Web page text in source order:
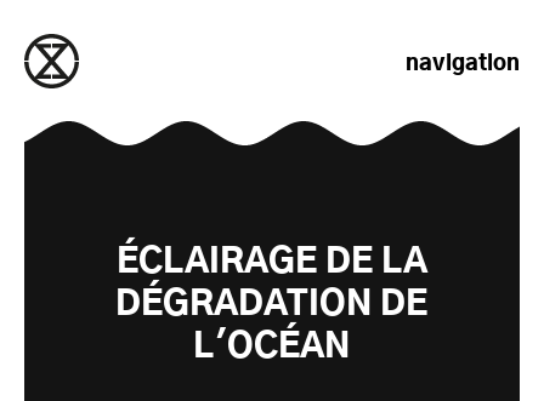
navigation
ÉCLAIRAGE DE LA
DÉGRADATION DE
L'OCÉAN